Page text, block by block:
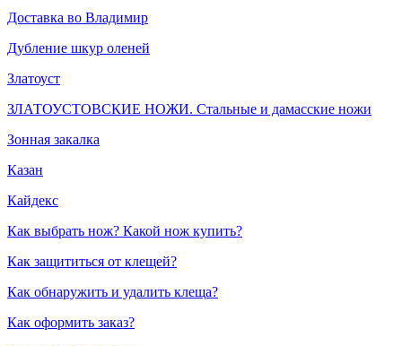
Доставка во Владимир
Дубление шкур оленей
Златоуст
ЗЛАТОУСТОВСКИЕ НОЖИ. Стальные и дамасские ножи
Зонная закалка
Казан
Кайдекс
Как выбрать нож? Какой нож купить?
Как защититься от клещей?
Как обнаружить и удалить клеща?
Как оформить заказ?